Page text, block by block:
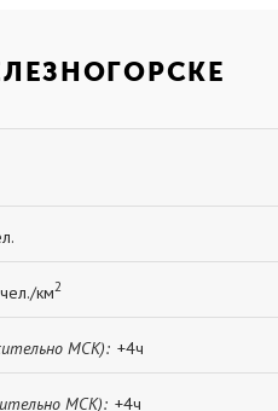
Отечественной войне на
традицию
и прогулок
и отдыха им.
искусственного озера.
дорожки, уютные
композиции.
фонтан, аттракционы для
км2
МСК): +4ч
МСК): +4ч